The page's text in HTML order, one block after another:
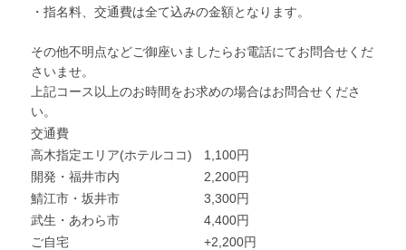
・指名料、交通費は全て込みの金額となります。
その他不明点などご御座いましたらお電話にてお問合せくだ
さいませ。
上記コース以上のお時間をお求めの場合はお問合せくださ
い。
交通費
高木指定エリア(ホテルココ)
1,100円
開発・福井市内
2,200円
鯖江市・坂井市
3,300円
武生・あわら市
4,400円
ご自宅
+2,200円